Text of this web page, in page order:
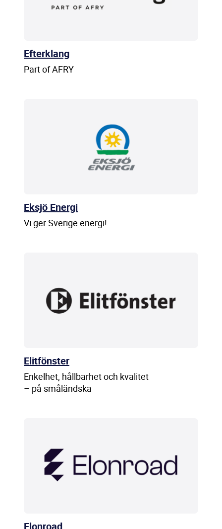
Efterklang
Part of AFRY
Eksjö Energi
Vi ger Sverige energi!
Elitfönster
Enkelhet, hållbarhet och kvalitet
– på småländska